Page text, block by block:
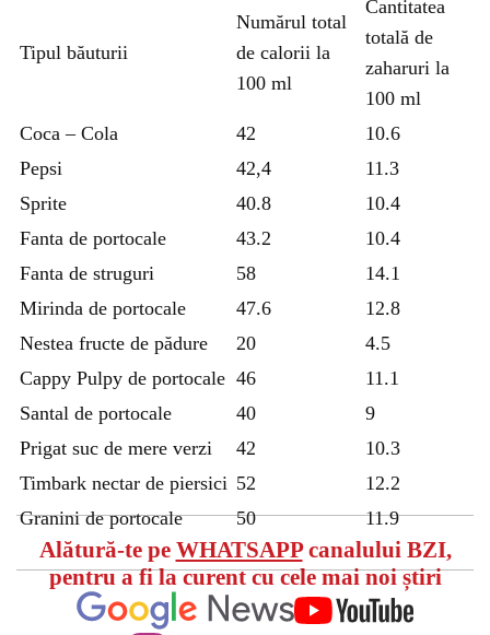
Tipul băuturii
Numărul total
de calorii la
100 ml
Cantitatea
totală de
zaharuri la
100 ml
Coca – Cola
42 10.6
Pepsi
42,4 11.3
Sprite
40.8 10.4
Fanta de portocale
43.2 10.4
Fanta de struguri
58 14.1
Mirinda de portocale
47.6 12.8
Nestea fructe de pădure
20 4.5
Cappy Pulpy de portocale 46 11.1
Santal de portocale
40 9
Prigat suc de mere verzi
42 10.3
Timbark nectar de piersici 52 12.2
Granini de portocale
50 11.9
Alătură-te pe WHATSAPPcanalului BZI,
pentru a fi la curent cu cele mai noi știri